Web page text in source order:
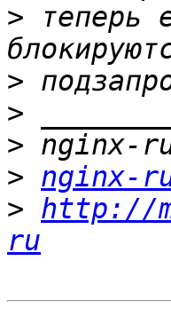
> теперь
>
>
>
> nginx-
> http://
ru